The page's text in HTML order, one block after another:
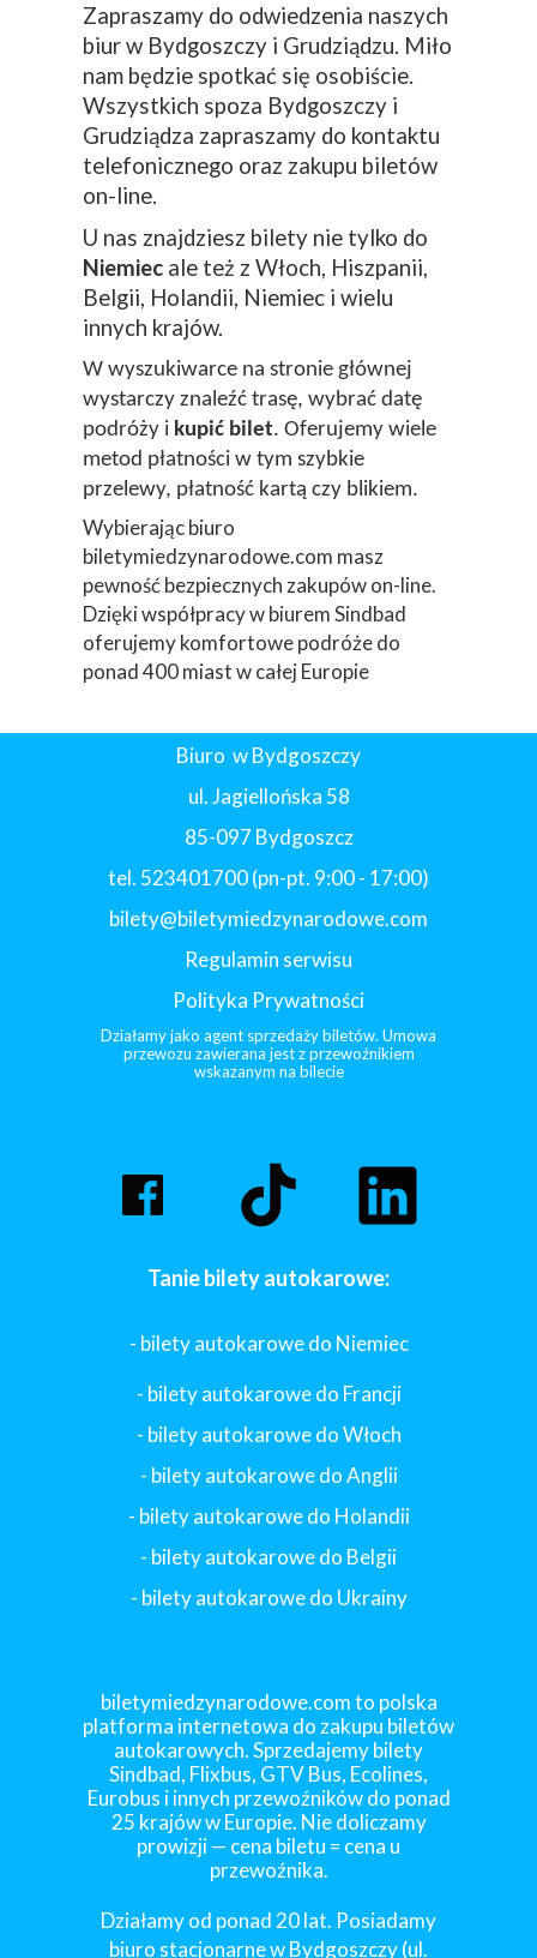
Zapraszamy do odwiedzenia naszych
biur w Bydgoszczy i Grudziądzu. Miło
nam będzie spotkać się osobiście.
Wszystkich spoza Bydgoszczy i
Grudziądza zapraszamy do kontaktu
telefonicznego oraz zakupu biletów
on-line.
U nas znajdziesz bilety nie tylko do
Niemiec ale też z Włoch, Hiszpanii,
Belgii, Holandii, Niemiec i wielu
innych krajów.
W wyszukiwarce na stronie głównej
wystarczy znaleźć trasę, wybrać datę
podróży i kupić bilet. Oferujemy wiele
metod płatności w tym szybkie
przelewy, płatność kartą czy blikiem.
Wybierając biuro
biletymiedzynarodowe.com masz
pewność bezpiecznych zakupów on-line.
Dzięki współpracy w biurem Sindbad
oferujemy komfortowe podróże do
ponad 400 miast w całej Europie
biletymiedzynarodowe.com to polska
platforma internetowa do zakupu biletów
autokarowych. Sprzedajemy bilety
Sindbad, Flixbus, GTV Bus, Ecolines,
Eurobus i innych przewoźników do ponad
25 krajów w Europie. Nie doliczamy
prowizji — cena biletu = cena u
przewoźnika.
Działamy od ponad 20 lat. Posiadamy
biuro stacjonarne w Bydgoszczy (ul.
Tanie bilety autokarowe:
- bilety autokarowe do Niemiec
- bilety autokarowe do Francji
- bilety autokarowe do Włoch
- bilety autokarowe do Anglii
- bilety autokarowe do Holandii
- bilety autokarowe do Belgii
- bilety autokarowe do Ukrainy
Biuro w Bydgoszczy
ul. Jagiellońska 58
85-097 Bydgoszcz
tel. 523401700 (pn-pt. 9:00 - 17:00)
bilety@biletymiedzynarodowe.com
Regulamin serwisu
Polityka Prywatności
Działamy jako agent sprzedaży biletów. Umowa
przewozu zawierana jest z przewoźnikiem
wskazanym na bilecie